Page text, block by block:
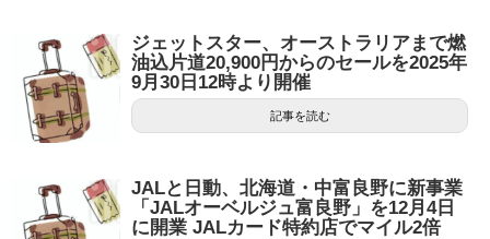
ジェットスター、オーストラリアまで燃
油込片道20,900円からのセールを2025年
9月30日12時より開催
記事を読む
JALと日動、北海道・中富良野に新事業
「JALオーベルジュ富良野」を12月4日
に開業 JALカード特約店でマイル2倍